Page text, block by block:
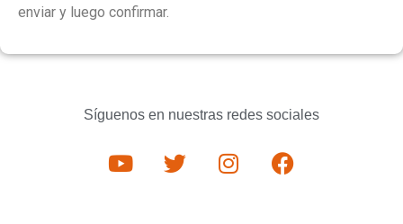
enviar y luego confirmar.
Síguenos en nuestras redes sociales